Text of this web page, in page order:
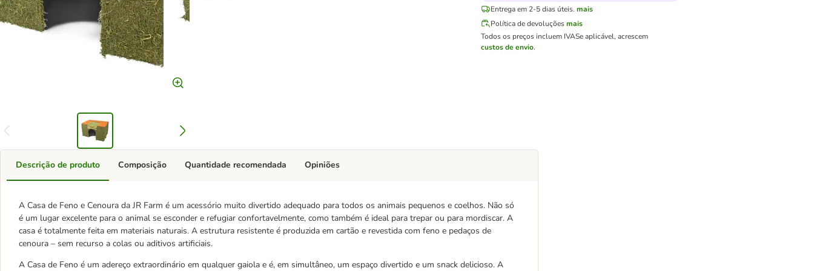
Entrega em 2-5 dias úteis. mais
Política de devoluçõesmais
Todos os preços incluem IVASe aplicável, acrescem
custos de envio.
Descrição de produto
A Casa de Feno e Cenoura da JR Farm é um acessório muito divertido adequado para todos os animais pequenos e coelhos. Não só
é um lugar excelente para o animal se esconder e refugiar confortavelmente, como também é ideal para trepar ou para mordiscar. A
casa é totalmente feita em materiais naturais. A estrutura resistente é produzida em cartão e revestida com feno e pedaços de
cenoura – sem recurso a colas ou aditivos artificiais.
A Casa de Feno é um adereço extraordinário em qualquer gaiola e é, em simultâneo, um espaço divertido e um snack delicioso. A
Composição Quantidade recomendada Opiniões